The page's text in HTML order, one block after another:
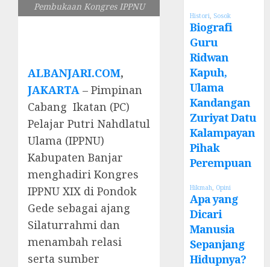
Pembukaan Kongres IPPNU
ALBANJARI.COM,
JAKARTA – Pimpinan
Cabang Ikatan (PC)
Pelajar Putri Nahdlatul
Ulama (IPPNU)
Kabupaten Banjar
menghadiri Kongres
IPPNU XIX di Pondok
Gede sebagai ajang
Silaturrahmi dan
menambah relasi
serta sumber
Histori Sosok
Biografi
Guru
Ridwan
Kapuh,
Ulama
Kandangan
Zuriyat Datu
Kalampayan
Pihak
Perempuan
Hikmah, Opini
Apa yang
Dicari
Manusia
Sepanjang
Hidupnya?